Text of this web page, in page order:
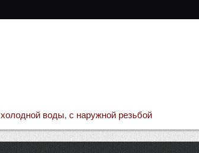
холодной воды, с наружной резьбой